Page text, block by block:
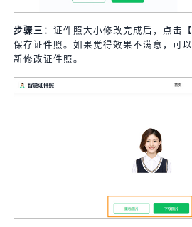
步骤三： 证件照大小修改完成后，点击
保存证件照。如果觉得效果不满意，可
新修改证件照。